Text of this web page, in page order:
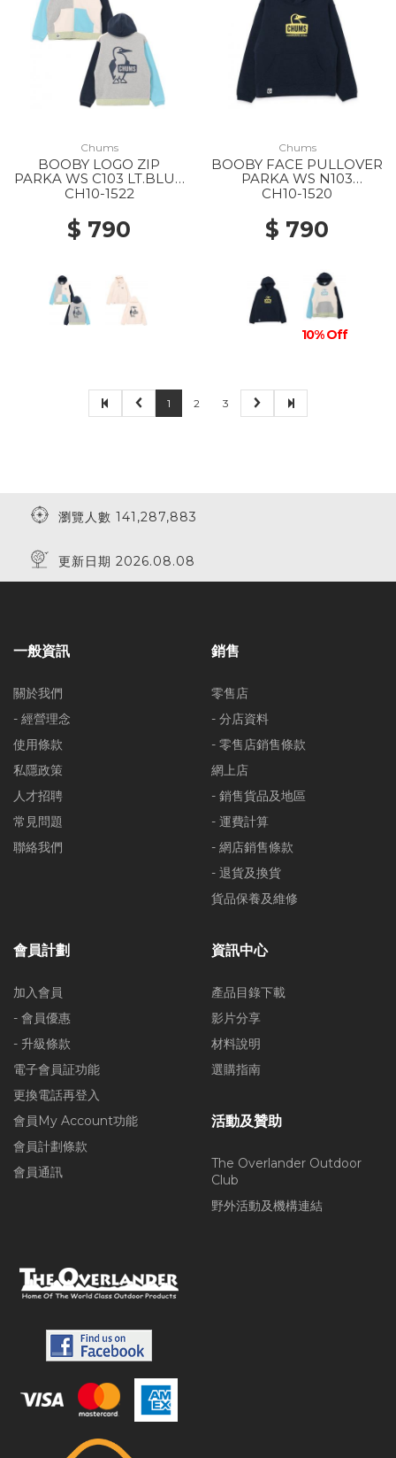
Chums
BOOBY LOGO ZIP
PARKA WS C103 LT.BLUE
CRAZY
CH10-1522
$ 790
Chums
BOOBY FACE PULLOVER
PARKA WS N103
NAVY/YELLOW
CH10-1520
$ 790
10% Off
1 2 3
瀏覽人數 141,287,883
更新日期 2026.08.08
一般資訊
關於我們
- 經營理念
使用條款
私隱政策
人才招聘
常見問題
聯絡我們
銷售
零售店
- 分店資料
- 零售店銷售條款
網上店
- 銷售貨品及地區
- 運費計算
- 網店銷售條款
- 退貨及換貨
貨品保養及維修
會員計劃
加入會員
- 會員優惠
- 升級條款
電子會員証功能
更換電話再登入
會員My Account功能
會員計劃條款
會員通訊
資訊中心
產品目錄下載
影片分享
材料說明
選購指南
活動及贊助
The Overlander Outdoor
Club
野外活動及機構連結